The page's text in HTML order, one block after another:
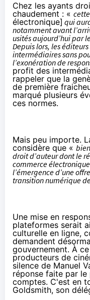
Chez les ayants
chaudement : «
électronique] qui
notamment avant
usités aujourd’hui par
Depuis lors, les
intermédiaires sans
l’exonération de
profit des
rappeler que la
de première
marqué plusieurs
ces normes.
Mais peu importe.
considère que «
droit d’auteur dont le
commerce
l’émergence d’une
transition numérique
Une mise en
plateformes serait
culturelle en ligne,
demandent
gouvernement. À ce
producteurs de
silence de Manuel
réponse faite par le
comptes. C'est en
Goldsmith, son